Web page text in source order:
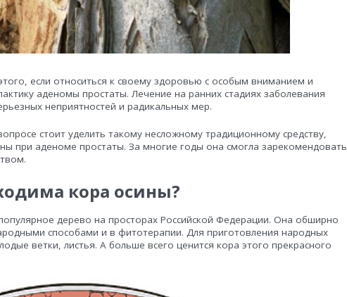
если относиться к своему здоровью с особым вниманием и
аденомы простаты. Лечение на ранних стадиях заболевания
неприятностей и радикальных мер.
стоит уделить такому несложному традиционному средству,
при аденоме простаты. За многие годы она смогла зарекомендовать
кора осины?
дерево на просторах Российской Федерации. Она обширно
способами и в фитотерапии. Для приготовления народных
ветки, листья. А больше всего ценится кора этого прекрасного